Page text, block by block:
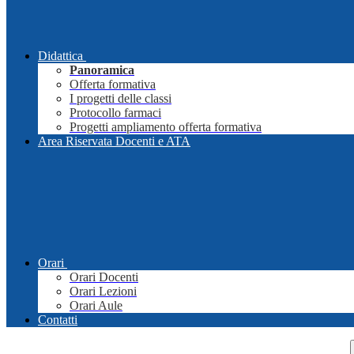
Didattica
Panoramica
Offerta formativa
I progetti delle classi
Protocollo farmaci
Progetti ampliamento offerta formativa
Area Riservata Docenti e ATA
Orari
Orari Docenti
Orari Lezioni
Orari Aule
Contatti